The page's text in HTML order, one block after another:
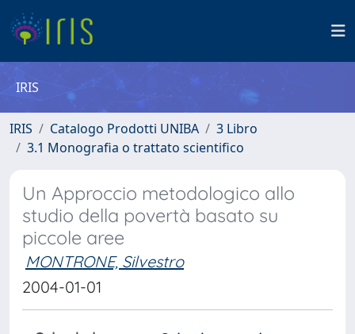
IRIS
IRIS Catalogo Prodotti UNIBA
3 Libro
3.1 Monografia o trattato scientifico
Un Approccio metodologico allo
studio della povertà basato su
piccole aree
MONTRONE, Silvestro
2004-01-01